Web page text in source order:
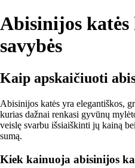
Abisinijos
savybės
Kaip apskaičiuoti
Abisinijos katės yra elegantiškos,
kurias dažnai renkasi gyvūnų
veislę svarbu išsiaiškinti jų kainą
sumą.
Kiek kainuoja abisinijos